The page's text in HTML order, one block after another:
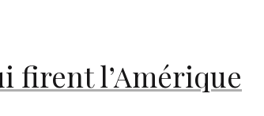
firent l’Amérique